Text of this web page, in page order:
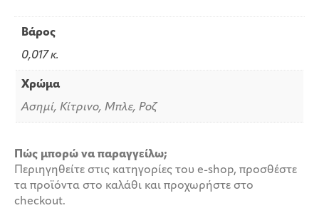
Βάρος
0,017 κ.
Χρώμα
Ασημί, Κίτρινο, Μπλε, Ροζ
Πώς μπορώ να παραγγείλω;
Περιηγηθείτε στις κατηγορίες του e-shop, προσθέστε
τα προϊόντα στο καλάθι και προχωρήστε στο
checkout.